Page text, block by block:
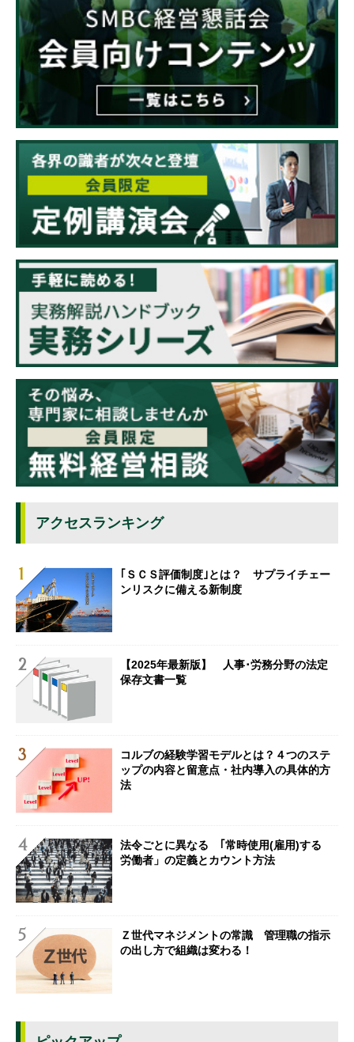
アクセスランキング
｢ＳＣＳ評価制度｣とは？ サプライチェー
ンリスクに備える新制度
【2025年最新版】 人事･労務分野の法定
保存文書一覧
コルブの経験学習モデルとは？４つのステ
ップの内容と留意点・社内導入の具体的方
法
法令ごとに異なる ｢常時使用(雇用)する
労働者」の定義とカウント方法
Ｚ世代マネジメントの常識 管理職の指示
の出し方で組織は変わる！